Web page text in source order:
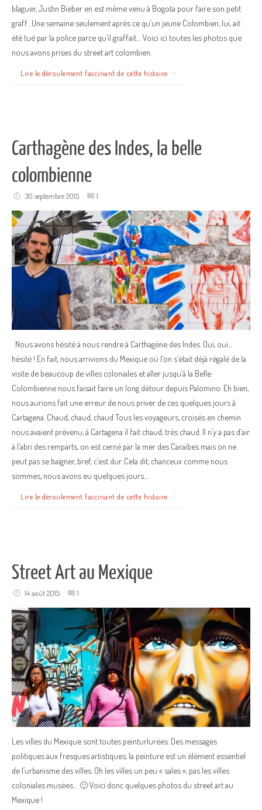
blaguer, Justin Bieber en est même venu à Bogota pour faire son petit
graff…Une semaine seulement après ce qu’un jeune Colombien, lui, ait
été tué par la police parce qu’il graffait… Voici ici toutes les photos que
nous avons prises du street art colombien.
Lire le déroulement fascinant de cette histoire
Carthagène des Indes, la belle
colombienne
30 septembre 2015 1
Nous avons hésité à nous rendre à Carthagène des Indes. Oui, oui…
hésité ! En fait, nous arrivions du Mexique où l’on s’était déjà régalé de la
visite de beaucoup de villes coloniales et aller jusqu’à la Belle
Colombienne nous faisait faire un long détour depuis Palomino. Eh bien,
nous aurions fait une erreur de nous priver de ces quelques jours à
Cartagena. Chaud, chaud, chaud Tous les voyageurs, croisés en chemin
nous avaient prévenu, à Cartagena il fait chaud, très chaud. Il n’y a pas d’air
à l’abri des remparts, on est cerné par la mer des Caraïbes mais on ne
peut pas se baigner, bref, c’est dur. Cela dit, chanceux comme nous
sommes, nous avons eu quelques jours…
Lire le déroulement fascinant de cette histoire
Street Art au Mexique
14 août 2015 1
Les villes du Mexique sont toutes peinturlurées. Des messages
politiques aux fresques artistiques, la peinture est un élément essentiel
de l’urbanisme des villes. Oh les villes un peu « sales », pas les villes
coloniales musées… 🙂 Voici donc quelques photos du street art au
Mexique !